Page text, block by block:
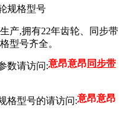
产,拥有22年齿轮、同步带
型号齐全。
数请访问:意昂意昂 同步带
格型号的请访问:意昂意昂